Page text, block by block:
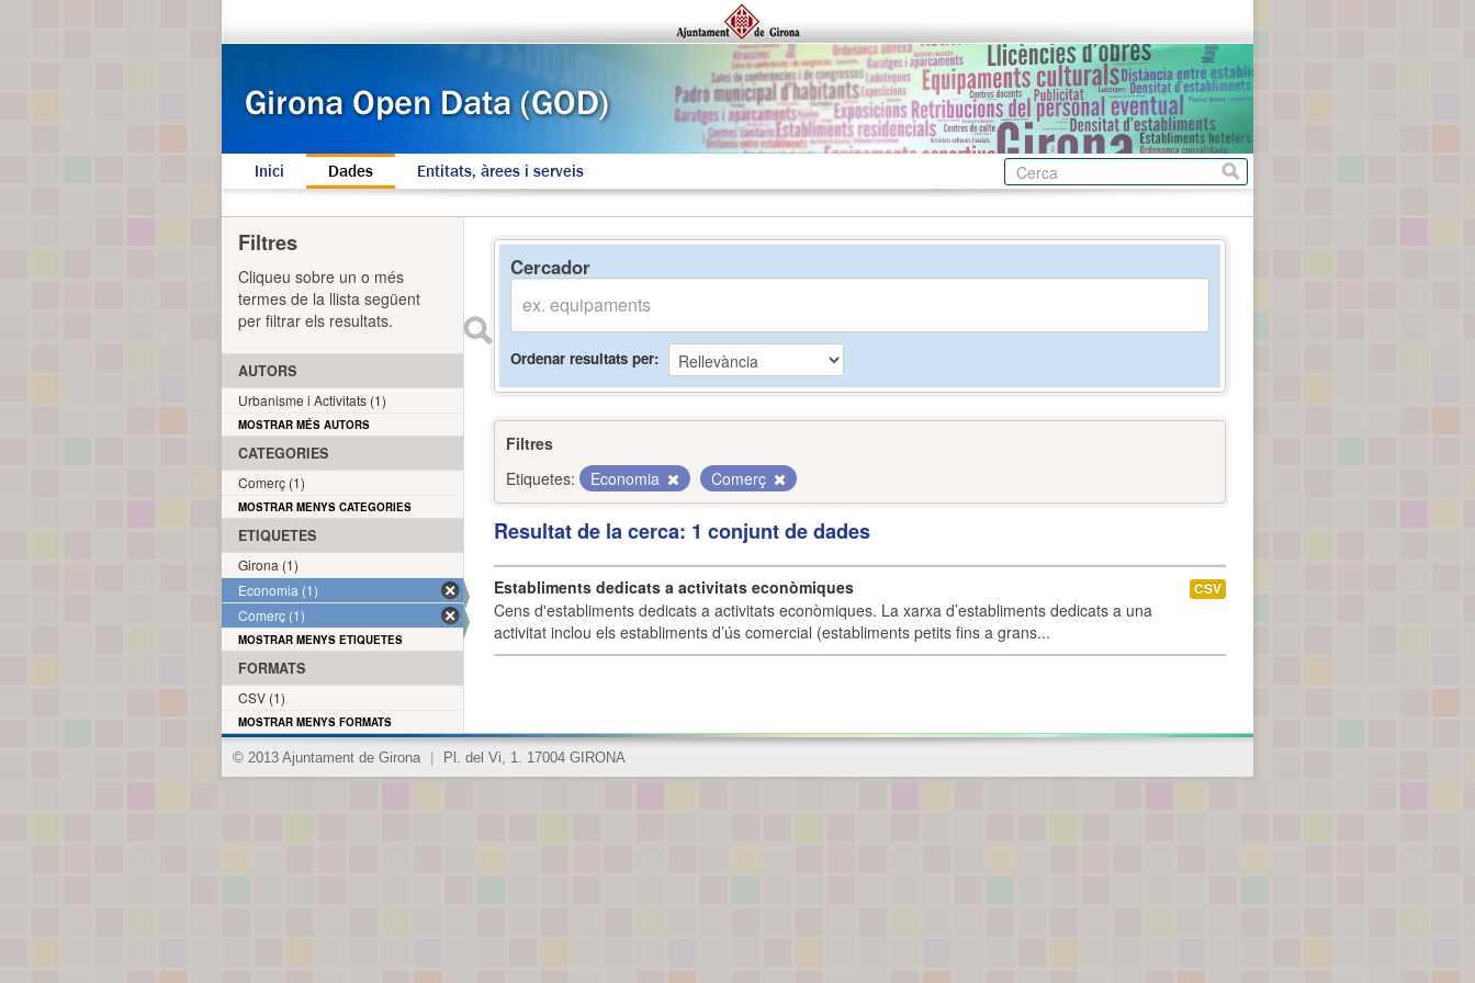
Inici Dades Entitats, àrees i serveis
Cercador
Ordenar resultats per
Filtres
Etiquetes:
Economia Comerç
Resultat de la cerca: 1 conjunt de dades
Establiments dedicats a activitats econòmiques
Cens d'establiments dedicats a activitats econòmiques. La xarxa d’establiments dedicats a una
activitat inclou els establiments d’ús comercial (establiments petits fins a grans...
CSV
Filtres
Cliqueu sobre un o més
termes de la llista següent
per filtrar els resultats.
AUTORS
Urbanisme i Activitats (1)
MOSTRAR MÉS AUTORS
CATEGORIES
Comerç (1)
MOSTRAR MENYS CATEGORIES
ETIQUETES
Girona (1)
Economia (1)
Comerç (1)
MOSTRAR MENYS ETIQUETES
FORMATS
CSV (1)
MOSTRAR MENYS FORMATS
© 2013 Ajuntament de Girona Pl. del Vi, 1. 17004 GIRONA